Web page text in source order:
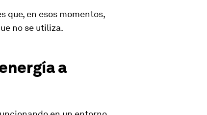
que, en esos momentos,
no se utiliza.
a